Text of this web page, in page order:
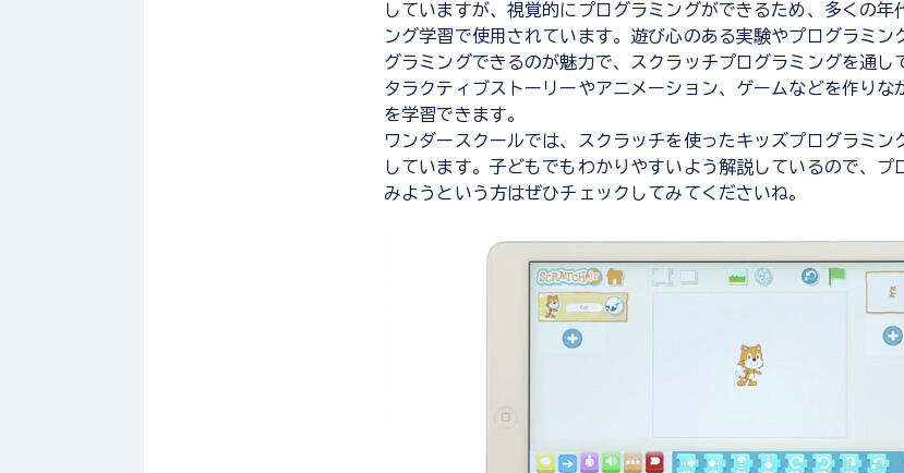
していますが、視覚的にプログラミングができるため、多くの年
ング学習で使用されています。遊び心のある実験やプログラミン
グラミングできるのが魅力で、スクラッチプログラミングを通し
タラクティブストーリーやアニメーション、ゲームなどを作りな
を学習できます。
ワンダースクールでは、スクラッチを使ったキッズプログラミン
しています。子どもでもわかりやすいよう解説しているので、プ
みようという方はぜひチェックしてみてくださいね。